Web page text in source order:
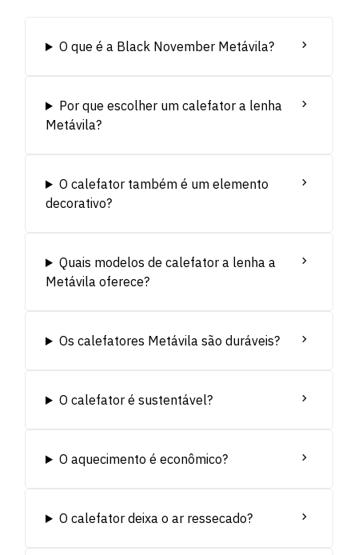
O que é a Black November Metávila?
Por que escolher um calefator a lenha
Metávila?
O calefator também é um elemento
decorativo?
Quais modelos de calefator a lenha a
Metávila oferece?
Os calefatores Metávila são duráveis?
O calefator é sustentável?
O aquecimento é econômico?
O calefator deixa o ar ressecado?